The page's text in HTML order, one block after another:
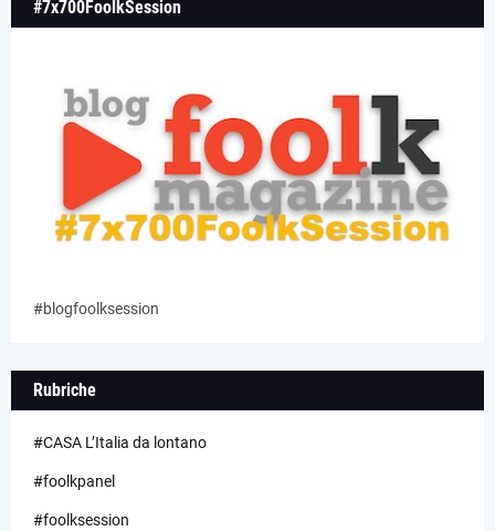
#7x700FoolkSession
#blogfoolksession
Rubriche
#CASA L’Italia da lontano
#foolkpanel
#foolksession